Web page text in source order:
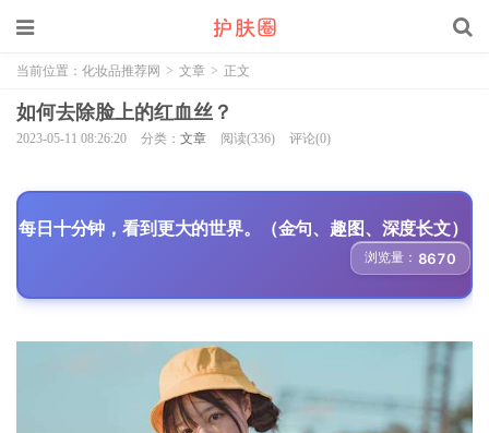
当前位置： 化妆品推荐网 > 文章 > 正文
如何去除脸上的红血丝？
2023-05-11 08:26:20 分类： 文章 阅读(336) 评论(0)
每日十分钟，看到更大的世界。（金句、趣图、深度长文）
浏览量： 8670